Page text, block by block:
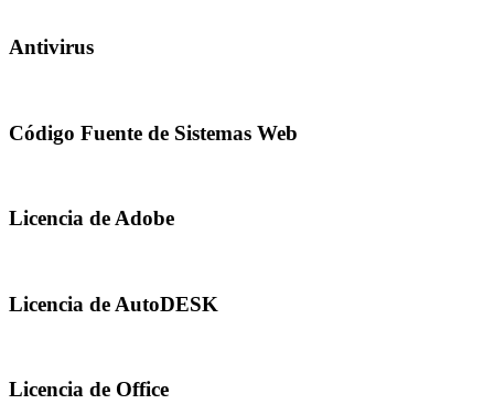
Antivirus
Código Fuente de Sistemas Web
Licencia de Adobe
Licencia de AutoDESK
Licencia de Office